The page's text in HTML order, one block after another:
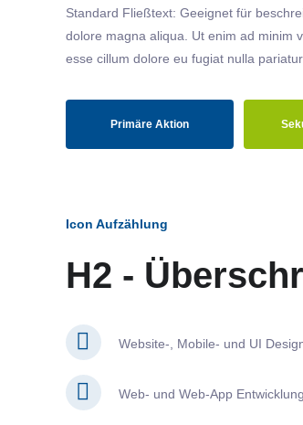
Standard Fließtext: Geeignet für
dolore magna aliqua. Ut enim ad minim
esse cillum dolore eu fugiat nulla
Primäre Aktion
Icon Aufzählung
H2 -
Website-, Mobile- und UI
Web- und Web-App Entwicklung